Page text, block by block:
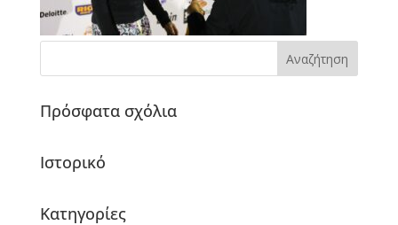
Πρόσφατα σχόλια
Ιστορικό
Kατηγορίες